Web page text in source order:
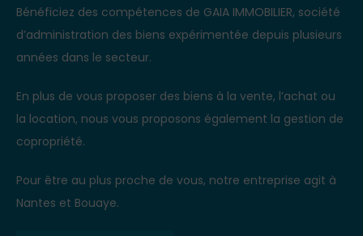
Bénéficiez des compétences de GAIA IMMOBILIER, société
d’administration des biens expérimentée depuis plusieurs
années dans le secteur.
En plus de vous proposer des biens à la vente, l’achat ou
la location, nous vous proposons également la gestion de
copropriété.
Pour être au plus proche de vous, notre entreprise agit à
Nantes et Bouaye.